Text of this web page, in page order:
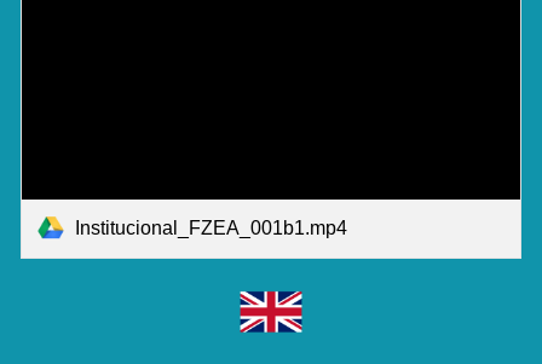
Institucional_FZEA_001b1.mp4